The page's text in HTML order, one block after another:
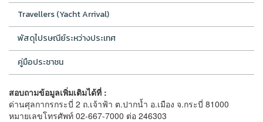
Travellers (Yacht Arrival)
พัสดุไปรษณีย์ระหว่างประเทศ
คู่มือประชาชน
สอบถามข้อมูลเพิ่มเติมได้ที่ :
ด่านศุลกากรกระบี่ 2 ถ.เจ้าฟ้า ต.ปากน้ำ อ.เมือง จ.กระบี่ 81000
หมายเลขโทรศัพท์ 02-667-7000 ต่อ 246303